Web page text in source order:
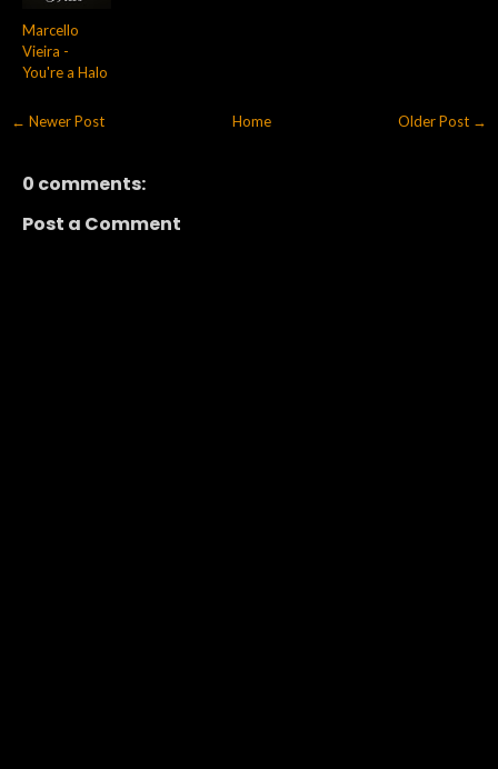
Marcello
Vieira -
You're a Halo
← Newer Post Older Post →
Home
0 comments:
Post a Comment